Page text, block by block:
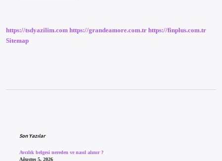
Gerçekleşmektedir
https://tsdyazilim.com https://grandeamore.com.tr https://finplus.com.tr
Sitemap
Son Yazılar
Avcılık belgesi nereden ve nasıl alınır ?
Ağustos 5, 2026